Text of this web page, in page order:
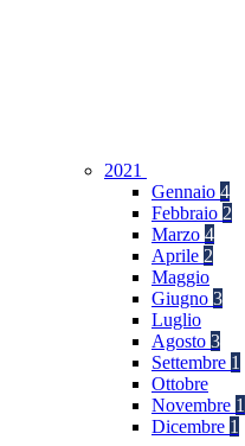
2021
Gennaio 4
Febbraio 2
Marzo 4
Aprile 2
Maggio
Giugno 3
Luglio
Agosto 3
Settembre 1
Ottobre
Novembre 1
Dicembre 1